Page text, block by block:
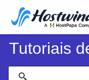
Tutoriais